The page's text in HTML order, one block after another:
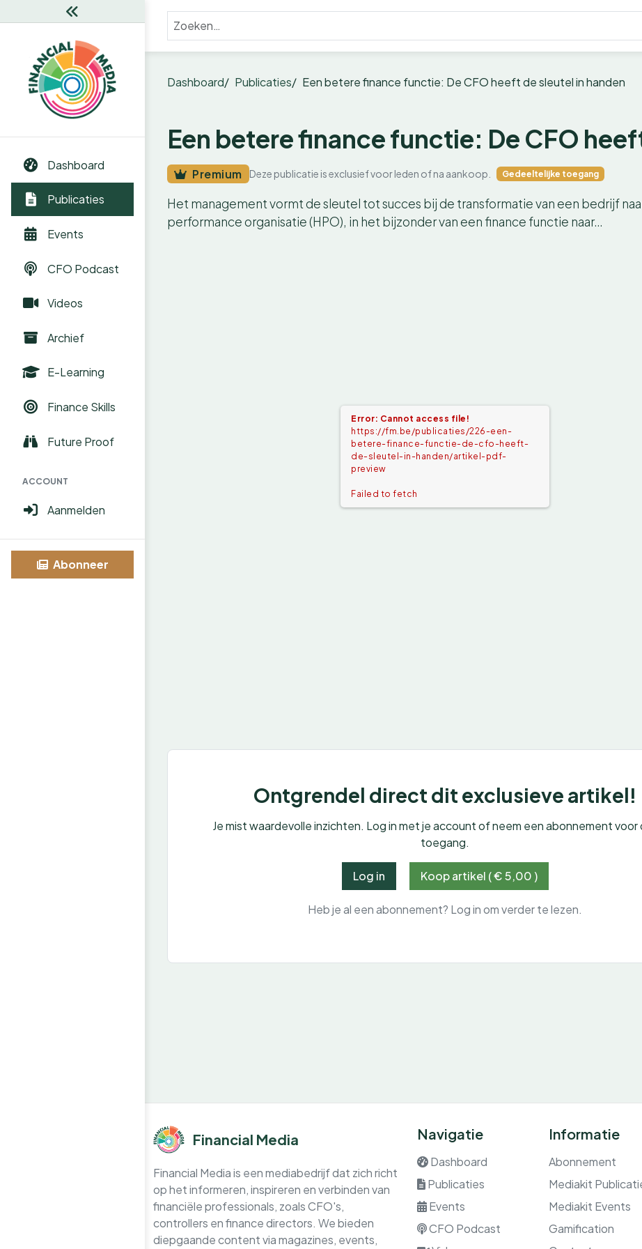
Dashboard
Publicaties
Events
CFO Podcast
Videos
Archief
E-Learning
Finance Skills
Future Proof
ACCOUNT
Aanmelden
Abonneer
Dashboard Publicaties Een betere finance functie: De CFO heeft de sleutel in handen
Een betere finance functie: De CFO
Premium Deze publicatie is exclusief voor leden of na aankoop. Gedeeltelijke toegang
Het management vormt de sleutel tot succes bij de transformatie van een bedrijf
performance organisatie (HPO), in het bijzonder van een finance functie naar…
Error: Cannot access file!
https://fm.be/publicaties/226-een-
betere-finance-functie-de-cfo-heeft-
de-sleutel-in-handen/artikel-pdf-
preview
Failed to fetch
Ontgrendel direct dit exclusieve artikel!
Je mist waardevolle inzichten. Log in met je account of neem een abonnement
toegang.
Log in Koop artikel ( € 5,00 )
Heb je al een abonnement? Log in om verder te lezen.
Financial Media
Financial Media is een mediabedrijf dat zich richt
op het informeren, inspireren en verbinden van
financiële professionals, zoals CFO's,
controllers en finance directors. We bieden
diepgaande content via magazines, events,
Navigatie
Dashboard
Publicaties
Events
CFO Podcast
Informatie
Abonnement
Mediakit
Mediakit Events
Gamification